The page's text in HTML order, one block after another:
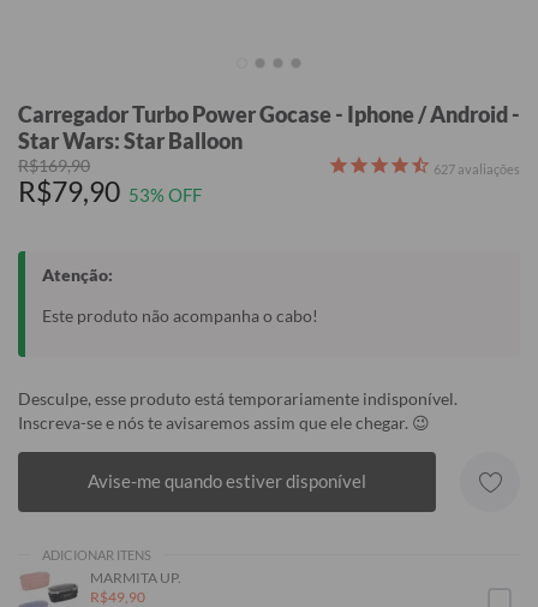
Carregador Turbo Power Gocase - Iphone / Android -
Star Wars: Star Balloon
R$169,90
R$79,90 53% OFF
627 avaliações
Atenção:
Este produto não acompanha o cabo!
Desculpe, esse produto está temporariamente indisponível.
Inscreva-se e nós te avisaremos assim que ele chegar. 😉
Avise-me quando estiver disponível
ADICIONAR ITENS
MARMITA UP.
R$49,90